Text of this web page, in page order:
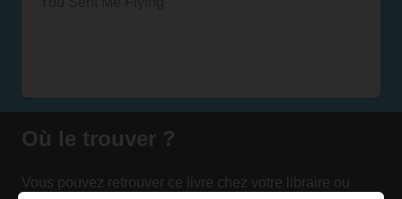
Où le trouver ?
Vous pouvez retrouver ce livre chez votre libraire ou